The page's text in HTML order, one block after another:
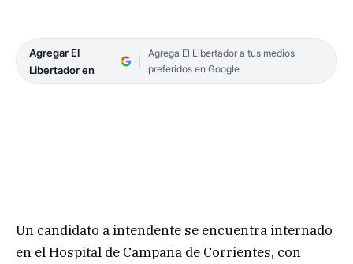
Agregar El
Libertador en
Agrega El Libertador a tus medios
preferidos en Google
Un candidato a intendente se encuentra internado
en el Hospital de Campaña de Corrientes, con